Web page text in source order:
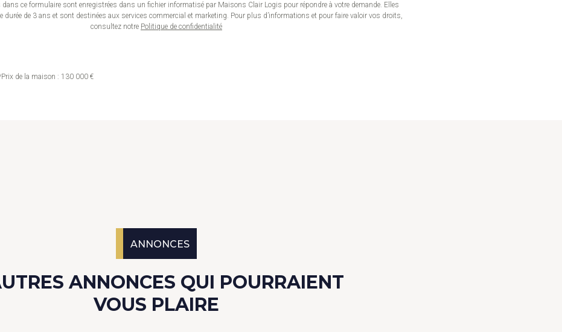
ce formulaire sont enregistrées dans un fichier informatisé par Maisons Clair Logis pour répondre à votre demande. Elles
durée de 3 ans et sont destinées aux services commercial et marketing. Pour plus d’informations et pour faire valoir vos droits,
consultez notre Politique de confidentialité
de la maison : 130 000 €
ANNONCES
ANNONCES QUI POURRAIENT
VOUS PLAIRE